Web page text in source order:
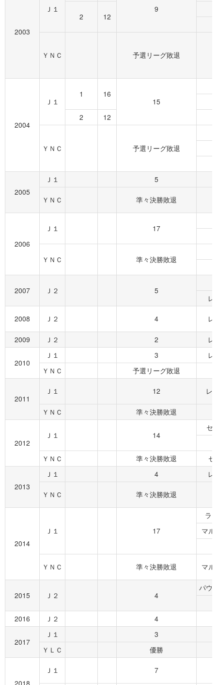
2003
Ｊ１
9
2
12
ＹＮＣ 予選リーグ敗退
2004
Ｊ１
1
16
15
2
12
ＹＮＣ 予選リーグ敗退
2005
Ｊ１ 5
ＹＮＣ 準々決勝敗退
2006
Ｊ１ 17
ＹＮＣ 準々決勝敗退
2007 Ｊ２
5
2008 Ｊ２ 4
2009 Ｊ２ 2
2010
Ｊ１ 3
ＹＮＣ
予選リーグ敗退
2011
Ｊ１ 12 レ
ＹＮＣ 準々決勝敗退
2012
Ｊ１ 14
セ
ＹＮＣ
準々決勝敗退
2013
Ｊ１ 4
ＹＮＣ 準々決勝敗退
2014
Ｊ１ 17
ラ
マ
ＹＮＣ 準々決勝敗退 マ
2015 Ｊ２ 4
パウ
2016 Ｊ２ 4
2017
Ｊ１
3
ＹＬＣ
優勝
2018
Ｊ１ 7